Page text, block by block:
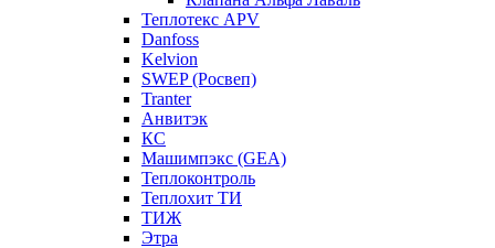
Теплотекс APV
Danfoss
Kelvion
SWEP (Росвеп)
Tranter
Анвитэк
КС
Машимпэкс (GEA)
Теплоконтроль
Теплохит ТИ
ТИЖ
Этра